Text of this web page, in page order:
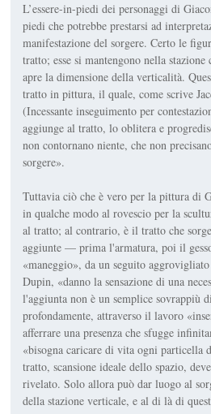
L’essere-in-piedi dei personaggi di
piedi che potrebbe prestarsi ad
manifestazione del sorgere. Certo le
tratto; esse si mantengono nella
apre la dimensione della verticalità.
tratto in pittura, il quale, come scrive
(Incessante inseguimento per
aggiunge al tratto, lo oblitera e
non contornano niente, che non
sorgere».
Tuttavia ciò che è vero per la pittura di
in qualche modo al rovescio per la
al tratto; al contrario, è il tratto che
aggiunte — prima l'armatura, poi il
«maneggio», da un seguito
Dupin, «danno la sensazione di una
l'aggiunta non è un semplice sovrappiù
profondamente, attraverso il lavoro
afferrare una presenza che sfugge
«bisogna caricare di vita ogni particella
tratto, scansione ideale dello spazio,
rivelato. Solo allora può dar luogo al
della stazione verticale, e al di là di